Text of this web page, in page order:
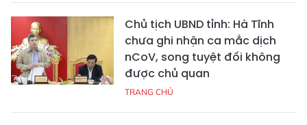
Chủ tịch UBND tỉnh: Hà Tĩnh
chưa ghi nhận ca mắc dịch
nCoV, song tuyệt đối không
được chủ quan
TRANG CHỦ